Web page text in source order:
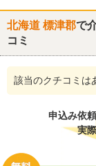
北海道 標津郡で
コミ
該当のクチコミは
申込み依
実